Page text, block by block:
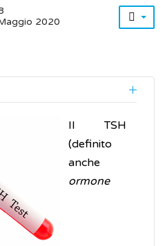
2020
Il TSH
(definito
anche
ormone